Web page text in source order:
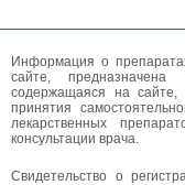
Информация о
сайте,
содержащаяся на сайте,
принятия
лекарственных
консультации врача.
Свидетельство о